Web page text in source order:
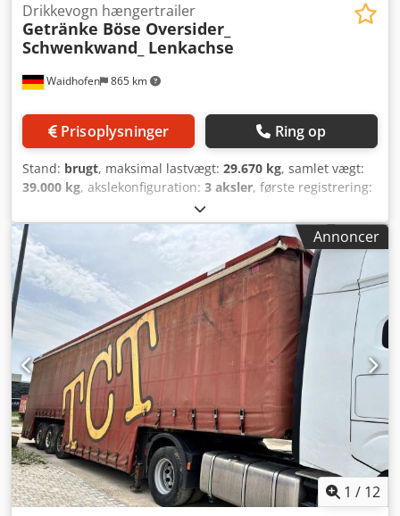
Waidhofen 865 km
Drikkevogn hængertrailer
Getränke Böse Oversider_
Schwenkwand_ Lenkachse
Prisoplysninger Ring op
Stand: brugt, maksimal lastvægt: 29.670 kg, samlet vægt:
39.000 kg, akslekonfiguration: 3 aksler, første registrering:
07/2026
13.620 mm, læsningsbredde:2.450 mm, lastepladshøjde:
2.100 mm
, Udstyr:ABS , På grund af utallige phishing- og
spam-e-mails kan e-mail-henvendelser kun behandles,
hvis DERES GYLDIGE TELEFONNUMMER OPGIVES! E-mail-
henvendelser UDEN telefonnummer kan desværre IKKE
behandles! Vi beder om Deres forståelse! Ved telefoniske
forespørgsler og via WhatsApp venligst: * Böse
oversider/svingvæg * Styreaksel * LBW Dautel, 2.500 kg *
Daimler-aksler med skivebremse Csdszd Nfzjpfx Abkorf *
WABCO SmartBoard * Bakkamera * Luftaffjedring med
hæve-/sænkesystem * Lasterums indvendige mål LxBxH =
13.620 x 2.450 x 2.100 mm * Egenvægt: ca. 9.330 kg * Dæk
385/65 R22,5 Der tages forbehold for fejl og mellemsalg.
Annoncer
1 / 12